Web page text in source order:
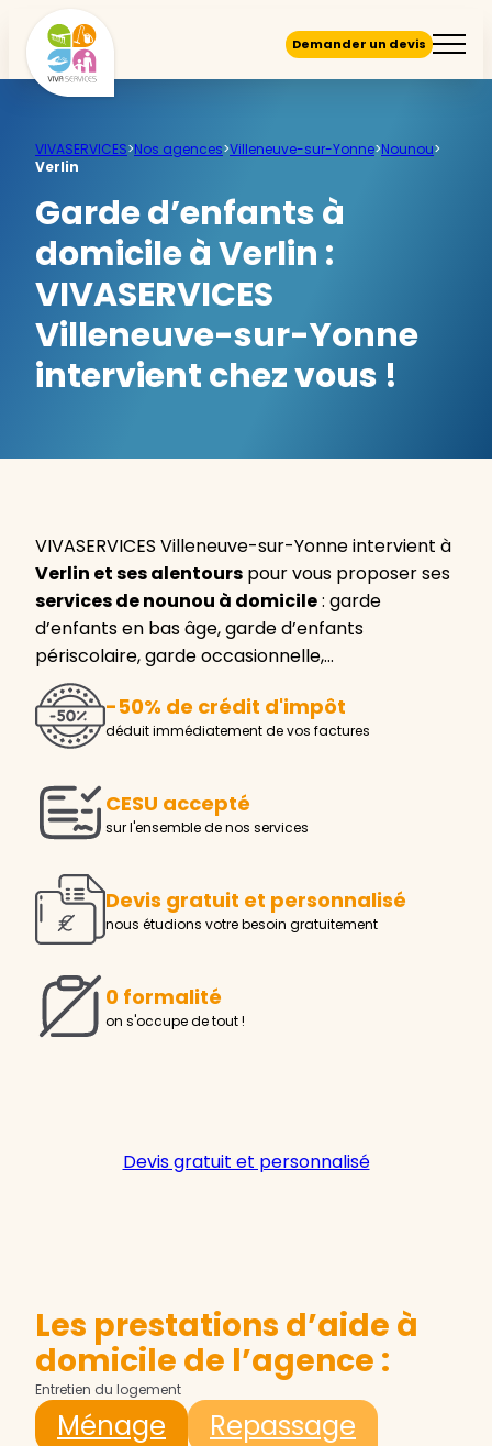
Demander un devis
VIVASERVICES>Nos agences>Villeneuve-sur-Yonne>Nounou>
Verlin
Garde d’enfants à
domicile à Verlin :
VIVASERVICES
Villeneuve-sur-Yonne
intervient chez vous !
VIVASERVICES Villeneuve-sur-Yonne intervient à
Verlin et ses alentours pour vous proposer ses
services de nounou à domicile: garde
d’enfants en bas âge, garde d’enfants
périscolaire, garde occasionnelle,…
-50% de crédit d'impôt
déduit immédiatement de vos factures
CESU accepté
sur l'ensemble de nos services
Devis gratuit et personnalisé
nous étudions votre besoin gratuitement
0 formalité
on s'occupe de tout !
Devis gratuit et personnalisé
Les prestations d’aide à
domicile de l’agence :
Entretien du logement
Ménage
Repassage